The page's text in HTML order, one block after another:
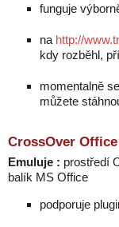
funguje
na http://
kdy rozběhl,
momentalně
můžete
CrossOver Office
Emuluje : prostředí
balík MS Office
podporuje